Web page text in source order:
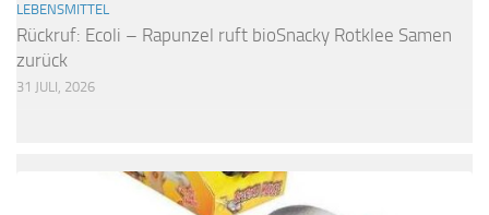
LEBENSMITTEL
Rückruf: Ecoli – Rapunzel ruft bioSnacky Rotklee Samen
zurück
31 JULI, 2026